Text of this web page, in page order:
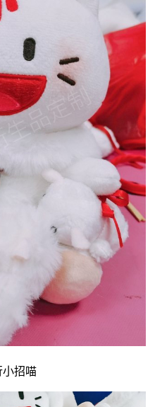
小招喵